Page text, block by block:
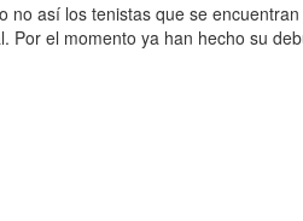
así los tenistas que se
el momento ya han hecho su